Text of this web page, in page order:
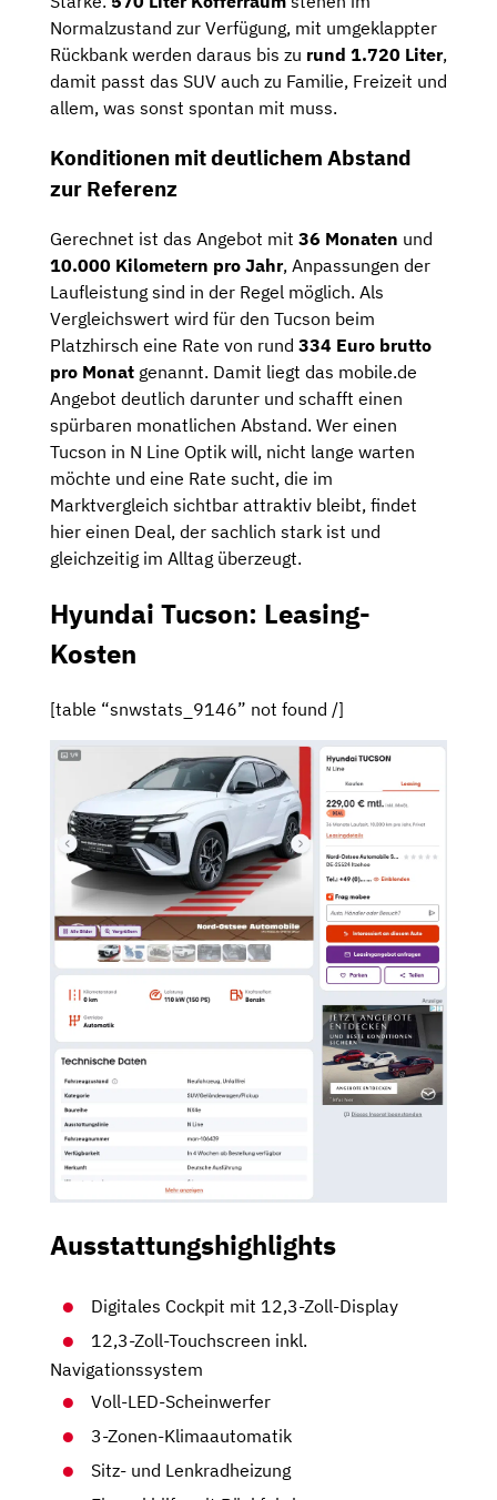
Normalzustand zur Verfügung, mit umgeklappter
Rückbank werden daraus bis zu rund 1.720 Liter,
damit passt das SUV auch zu Familie, Freizeit und
allem, was sonst spontan mit muss.
Konditionen mit deutlichem Abstand
zur Referenz
Gerechnet ist das Angebot mit 36 Monaten und
10.000 Kilometern pro Jahr, Anpassungen der
Laufleistung sind in der Regel möglich. Als
Vergleichswert wird für den Tucson beim
Platzhirsch eine Rate von rund 334 Euro brutto
pro Monat genannt. Damit liegt das mobile.de
Angebot deutlich darunter und schafft einen
spürbaren monatlichen Abstand. Wer einen
Tucson in N Line Optik will, nicht lange warten
möchte und eine Rate sucht, die im
Marktvergleich sichtbar attraktiv bleibt, findet
hier einen Deal, der sachlich stark ist und
gleichzeitig im Alltag überzeugt.
Hyundai Tucson: Leasing-
Kosten
[table “snwstats_9146” not found /]
Ausstattungshighlights
Digitales Cockpit mit 12,3-Zoll-Display
12,3-Zoll-Touchscreen inkl.
Navigationssystem
Voll-LED-Scheinwerfer
3-Zonen-Klimaautomatik
Sitz- und Lenkradheizung